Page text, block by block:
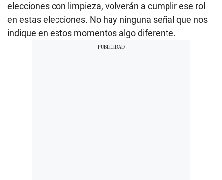
elecciones con limpieza, volverán a cumplir ese rol
en estas elecciones. No hay ninguna señal que nos
indique en estos momentos algo diferente.